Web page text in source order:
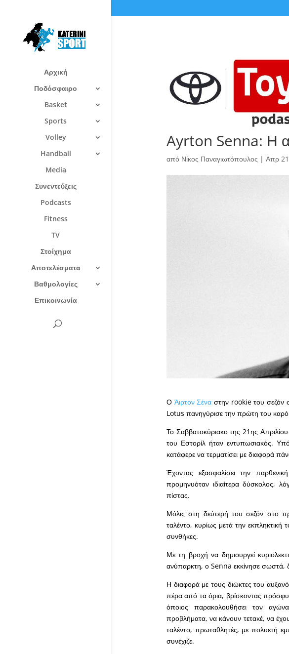
Αρχική
Ποδόσφαιρο
Basket
Sports
Volley
Handball
Media
Συνεντεύξεις
Podcasts
Fitness
TV
Στοίχημα
Αποτελέσματα
Βαθμολογίες
Επικοινωνία
Ayrton Senna: Η
από Νίκος Παναγιωτόπουλος | Απρ
Ο Άιρτον Σένα στην rookie του σεζόν
Lotus πανηγύρισε την πρώτη του
Το Σαββατοκύριακο της 21ης
του Εστορίλ ήταν εντυπωσιακός.
κατάφερε να τερματίσει με διαφορά
Έχοντας εξασφαλίσει την
προμηνυόταν ιδιαίτερα δύσκολος,
πίστας.
Μόλις στη δεύτερή του σεζόν στο
ταλέντο, κυρίως μετά την
συνθήκες.
Με τη βροχή να δημιουργεί
ανύπαρκτη, ο Senna εκκίνησε σωστά,
Η διαφορά με τους διώκτες του
πέρα από τα όρια, βρίσκοντας
όποιος παρακολουθήσει τον
προβλήματα, να κάνουν τετακέ, να
ταλέντο, πρωταθλητές, με πολυετή
συνέχιζε.